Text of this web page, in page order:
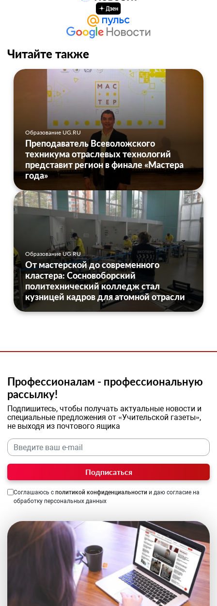
Читайте также
Образование UG.RU
Преподаватель Всеволожского
техникума отраслевых технологий
представит регион в финале «Мастера
года»
Образование UG.RU
От мастерской до современного
кластера: Сосновоборский
политехнический колледж стал
кузницей кадров для атомной отрасли
Профессионалам - профессиональную
рассылку!
Подпишитесь, чтобы получать актуальные новости и
специальные предложения от «Учительской газеты»,
не выходя из почтового ящика
Подписаться
Соглашаюсь с политикой конфиденциальности и даю согласие на
обработку персональных данных